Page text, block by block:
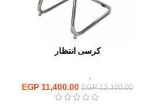
كرسى انتظار
,
EGP13,100.00
EGP 11,400.00